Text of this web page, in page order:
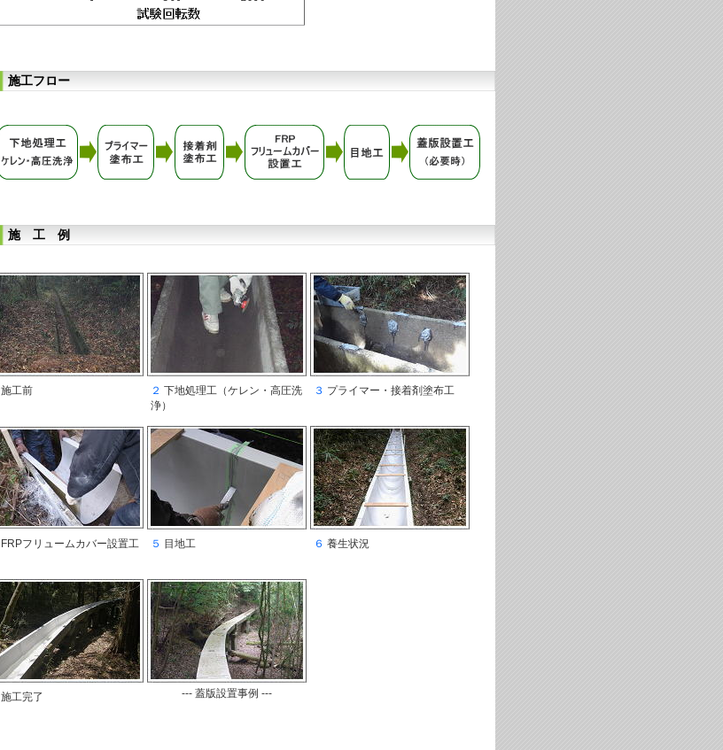
施工フロー
施 工 例
施工前 ２ 下地処理工（ケレン・高圧洗
浄）
３ プライマー・接着剤塗布工
FRPフリュームカバー設置工 ５ 目地工 ６ 養生状況
施工完了 --- 蓋版設置事例 ---